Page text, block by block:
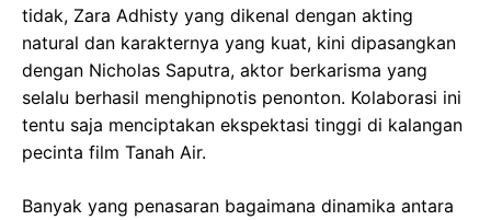
tidak, Zara Adhisty yang dikenal dengan akting
natural dan karakternya yang kuat, kini dipasangkan
dengan Nicholas Saputra, aktor berkarisma yang
selalu berhasil menghipnotis penonton. Kolaborasi ini
tentu saja menciptakan ekspektasi tinggi di kalangan
pecinta film Tanah Air.
Banyak yang penasaran bagaimana dinamika antara